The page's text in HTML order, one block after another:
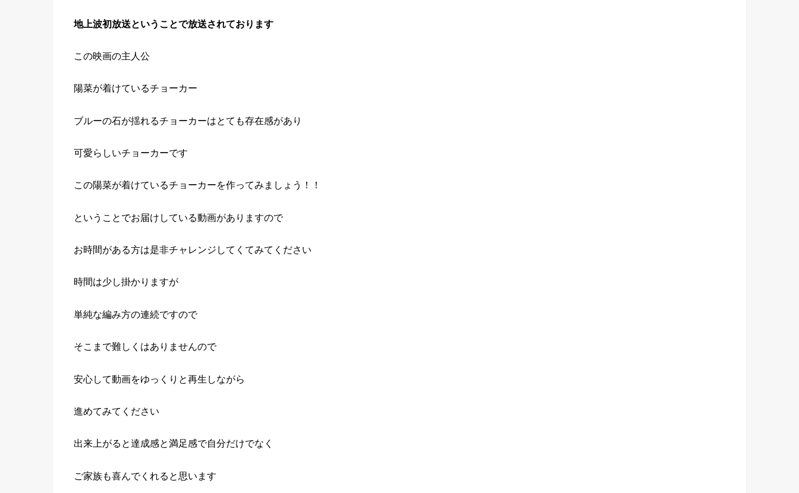
地上波初放送ということで放送されております
この映画の主人公
陽菜が着けているチョーカー
ブルーの石が揺れるチョーカーはとても存在感があり
可愛らしいチョーカーです
この陽菜が着けているチョーカーを作ってみましょう！！
ということでお届けしている動画がありますので
お時間がある方は是非チャレンジしてくてみてください
時間は少し掛かりますが
単純な編み方の連続ですので
そこまで難しくはありませんので
安心して動画をゆっくりと再生しながら
進めてみてください
出来上がると達成感と満足感で自分だけでなく
ご家族も喜んでくれると思います